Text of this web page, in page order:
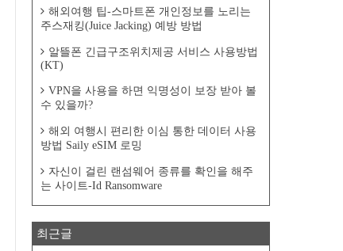
해외여행 팁-스마트폰 개인정보를 노리는
주스재킹(Juice Jacking) 예방 방법
알뜰폰 긴급구조위치제공 서비스 사용방법
(KT)
VPN을 사용을 하면 익명성이 보장 받아 볼
수 있을까?
해외 여행시 편리한 이심 통한 데이터 사용
방법 Saily eSIM 로밍
자신이 걸린 랜섬웨어 종류를 확인을 해주
는 사이트-Id Ransomware
최근글